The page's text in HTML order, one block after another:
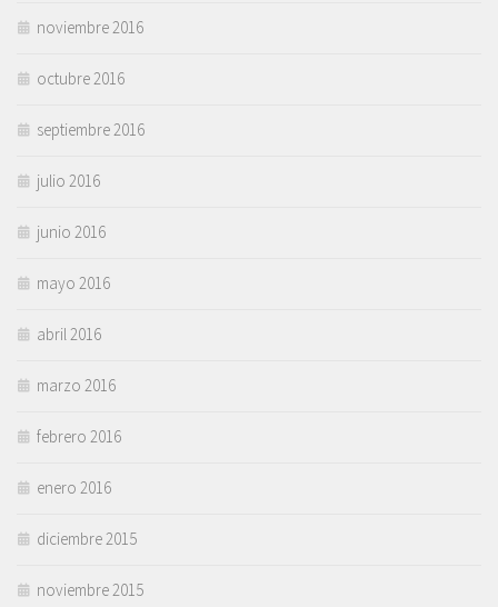
noviembre 2016
octubre 2016
septiembre 2016
julio 2016
junio 2016
mayo 2016
abril 2016
marzo 2016
febrero 2016
enero 2016
diciembre 2015
noviembre 2015